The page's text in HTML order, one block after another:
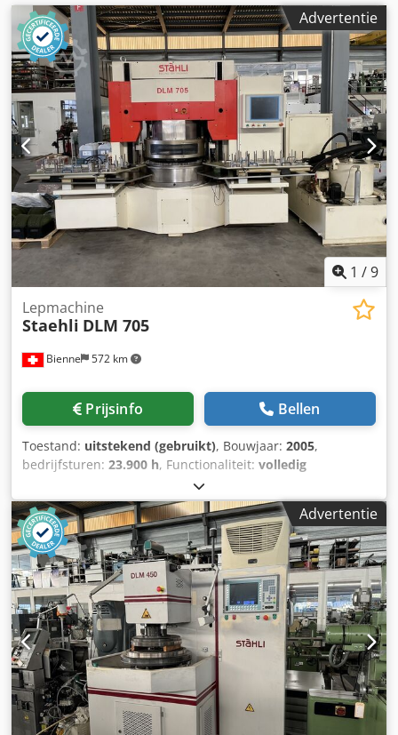
Advertentie
1 /9
Bienne 572 km
Lepmachine
Staehli DLM 705
Prijsinfo Bellen
Toestand: uitstekend (gebruikt), Bouwjaar: 2005,
bedrijfsturen: 23.900 h, Functionaliteit: volledig
, machine-/voertuignummer:
PLANSCHUURMACHINE STAEHLI DLM-705 Dodpfx Abew Uc
Hne Ejck Land van herkomst: Zwitserland Afmetingen:
3300x1970x2600 mm Netto machinegewicht: 8000 kg
TECHNISCHE SPECIFICATIES Buitendiameter van de
bewerkingsschijven: 705 mm Aantal satellieten: 4-8
Afstand tussen de bewerkingsschijven: < 390 mm
Programmeerde werkdruk voor te bewerken onderdelen:
0-200 daN Stopnauwkeurigheid: 0,1 µm Programmeerbaar
toerental van de bewerkingsschijven Vlak honen en micro-
fijnslijpen: 0-250, 300, 400, 600 min-1 Centrale aandrijving:
0-125, 220 min-1 Bewerkingsnauwkeurigheid: 0,1 µm
Fouten en omissies voorbehouden, technische gegevens
verstrekt zonder verplichting.
Advertentie